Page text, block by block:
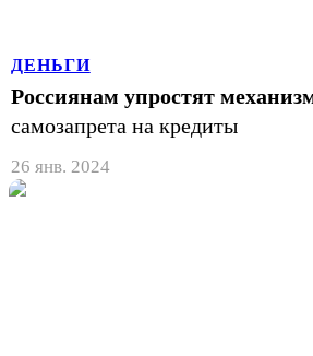
ДЕНЬГИ
Россиянам упростят
самозапрета на кредиты
26 янв. 2024